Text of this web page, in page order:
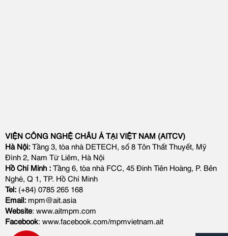
VIỆN CÔNG NGHỆ CHÂU Á TẠI VIỆT NAM (AITCV)
Hà Nội: Tầng 3, tòa nhà DETECH, số 8 Tôn Thất Thuyết, Mỹ
Đình 2, Nam Từ Liêm, Hà Nội
Hồ Chí Minh : Tầng 6, tòa nhà FCC, 45 Đinh Tiên Hoàng, P. Bên
Nghé, Q 1, TP. Hồ Chí Minh
Tel: (+84) 0785 265 168
Email: mpm@ait.asia
Website: www.aitmpm.com
Facebook: www.facebook.com/mpmvietnam.ait